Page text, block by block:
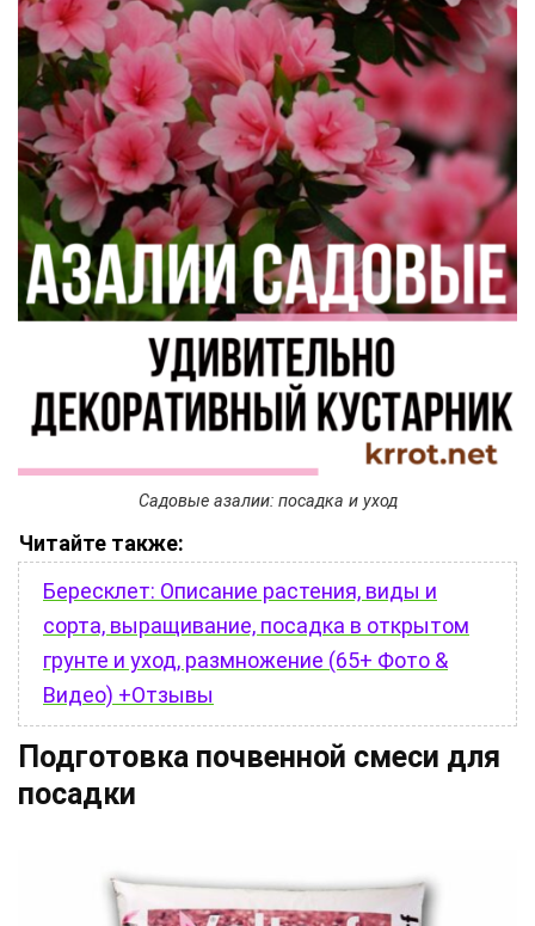
Садовые азалии: посадка и уход
Читайте также:
Бересклет: Описание растения, виды и
сорта, выращивание, посадка в открытом
грунте и уход, размножение (65+ Фото &
Видео) +Отзывы
Подготовка почвенной смеси для
посадки